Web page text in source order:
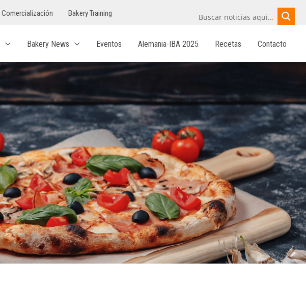
Comercialización Bakery Training
Bakery News Eventos Alemania-IBA 2025 Recetas Contacto